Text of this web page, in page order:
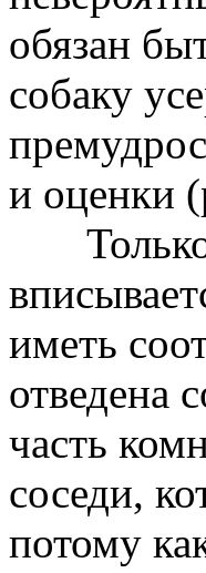
обязан
собаку
и оценки
Только
иметь
отведена
часть
соседи,
потому